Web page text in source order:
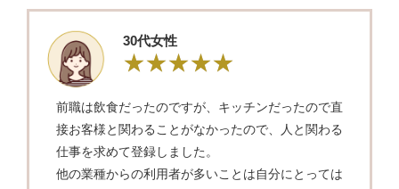
30代女性
前職は飲食だったのですが、キッチンだったので直
接お客様と関わることがなかったので、人と関わる
仕事を求めて登録しました。
他の業種からの利用者が多いことは自分にとっては